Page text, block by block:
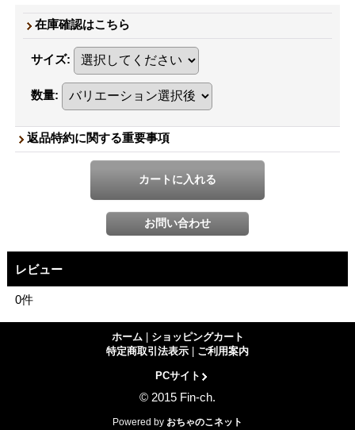
在庫確認はこちら
サイズ:
数量:
返品特約に関する重要事項
レビュー
0件
ホーム
ショッピングカート
特定商取引法表示
ご利用案内
PCサイト
© 2015 Fin-ch.
Powered by おちゃのこネット